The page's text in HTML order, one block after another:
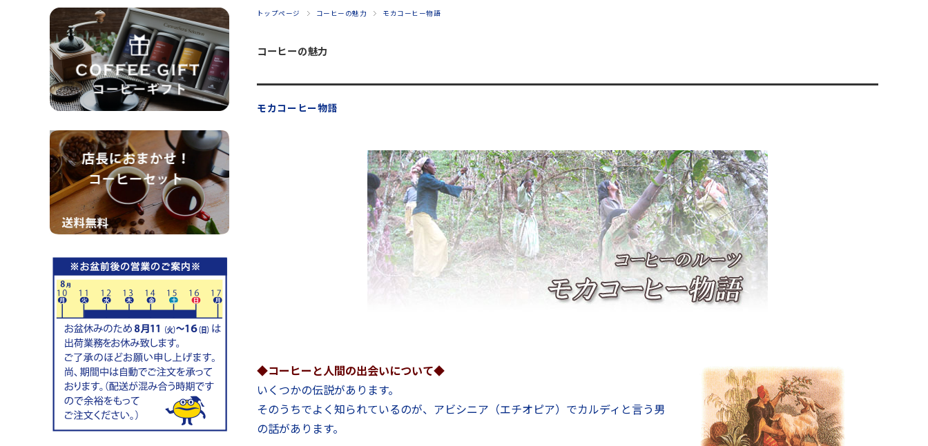
トップページ コーヒーの魅力 モカコーヒー物語
コーヒーの魅力
モカコーヒー物語
◆コーヒーと人間の出会いについて◆
いくつかの伝説があります。
そのうちでよく知られているのが、アビシニア（エチオピア）でカルディと言う男
の話があります。